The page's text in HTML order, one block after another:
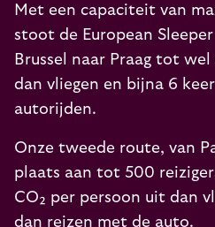
Met een capaciteit van
stoot de European
Brussel naar Praag tot
dan vliegen en bijna 6
autorijden.
Onze tweede route, van
plaats aan tot 500
CO₂ per persoon uit dan
dan reizen met de auto.